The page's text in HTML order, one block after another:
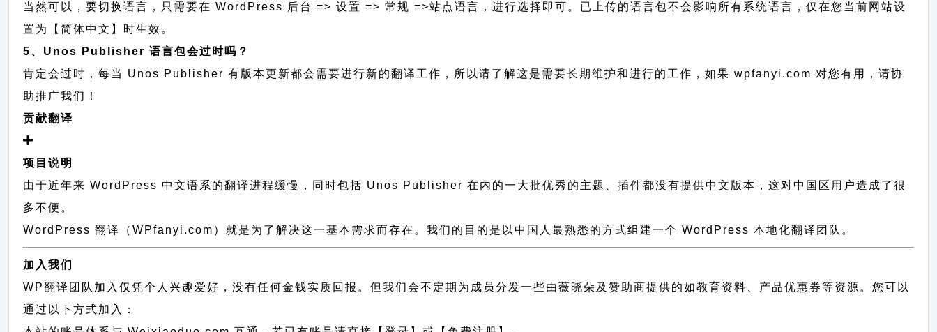
当然可以，要切换语言，只需要在 WordPress 后台 => 设置 => 常规 =>站点语言，进行选择即可。已上传的语言包不会影响所有系统语言，仅在您当前网站设
置为【简体中文】时生效。
5、Unos Publisher 语言包会过时吗？
肯定会过时，每当 Unos Publisher 有版本更新都会需要进行新的翻译工作，所以请了解这是需要长期维护和进行的工作，如果 wpfanyi.com 对您有用，请协
助推广我们！
贡献翻译
项目说明
由于近年来 WordPress 中文语系的翻译进程缓慢，同时包括 Unos Publisher 在内的一大批优秀的主题、插件都没有提供中文版本，这对中国区用户造成了很
多不便。
WordPress 翻译（WPfanyi.com） 就是为了解决这一基本需求而存在。我们的目的是以中国人最熟悉的方式组建一个 WordPress 本地化翻译团队。
加入我们
WP翻译团队加入仅凭个人兴趣爱好，没有任何金钱实质回报。但我们会不定期为成员分发一些由薇晓朵及赞助商提供的如教育资料、产品优惠券等资源。您可以
通过以下方式加入：